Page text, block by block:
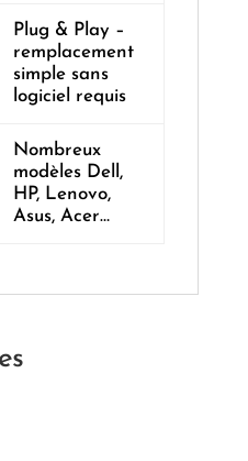
Plug & Play –
remplacement
simple sans
logiciel requis
Nombreux
modèles Dell,
HP, Lenovo,
Asus, Acer…